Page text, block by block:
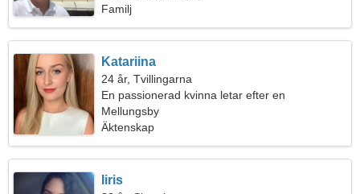
Familj
Katariina
24 år, Tvillingarna
En passionerad kvinna letar efter en
passionerad relation
Mellungsby
Äktenskap
Iiris